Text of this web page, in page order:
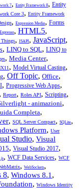
7, Entity Framework 8, Entity
Core 3, Entity Framework
, Expression Media , Forms
, HTML5,
Things, ISAPI, JavaScript,
, LINQ to SQL, LINQ to
, Media Center,
, Model Virtual Casting,
, Off Topic, Office,
, Progressive Web Apps,
, Report, Roles API, Scripting,
- animazioni,
Completa,
, SQL Server Compact, SQLite,
Platform, User
Studio, Visual
, Visual Studio 2017,
, WCF Data Services, WCF
, WebSockets,
8, Windows 8.1 ,
, Windows Identity